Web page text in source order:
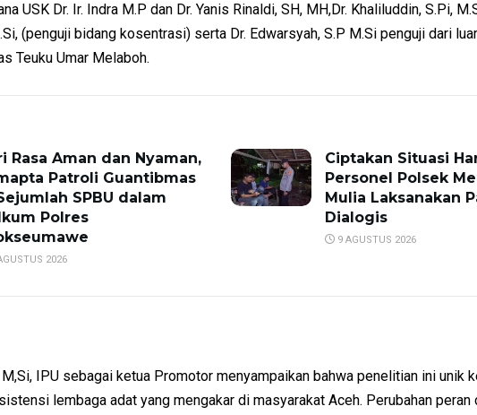
USK Dr. Ir. Indra M.P dan Dr. Yanis Rinaldi, SH, MH,Dr. Khaliluddin, S.Pi,
(penguji bidang kosentrasi) serta Dr. Edwarsyah, S.P M.Si penguji dari
Teuku Umar Melaboh.
Rasa Aman dan Nyaman,
Patroli Guantibmas
SPBU dalam
Polres
2026
Ciptakan Situasi
Personel Polsek
Mulia Laksanakan
Dialogis
9 AGUSTUS 2026
IPU sebagai ketua Promotor menyampaikan bahwa penelitian ini unik
lembaga adat yang mengakar di masyarakat Aceh. Perubahan peran